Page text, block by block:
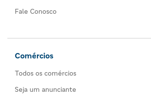
Fale Conosco
Comércios
Todos os comércios
Seja um anunciante